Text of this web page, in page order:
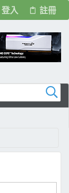
登入 註冊